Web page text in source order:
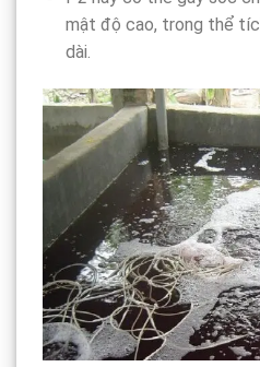
mật độ cao, trong thể
dài.